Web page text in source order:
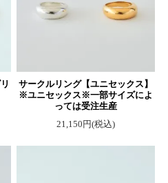
サークルリング【ユニセックス】
※ユニセックス※一部サイズによ
っては受注生産
21,150円(税込)